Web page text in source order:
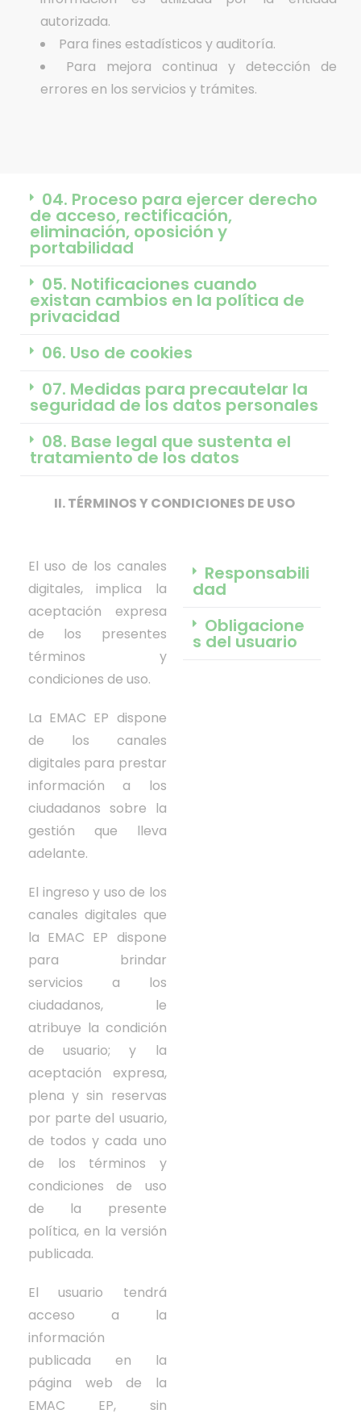
autorizada.
Para fines estadísticos y auditoría.
Para mejora continua y detección de
errores en los servicios y trámites.
04. Proceso para ejercer derecho
de acceso, rectificación,
eliminación, oposición y
portabilidad
05. Notificaciones cuando
existan cambios en la política de
privacidad
06. Uso de cookies
07. Medidas para precautelar la
seguridad de los datos personales
08. Base legal que sustenta el
tratamiento de los datos
II. TÉRMINOS Y CONDICIONES DE USO
El uso de los canales
digitales, implica la
aceptación expresa
de los presentes
términos y
condiciones de uso.
La EMAC EP dispone
de los canales
digitales para prestar
información a los
ciudadanos sobre la
gestión que lleva
adelante.
El ingreso y uso de los
canales digitales que
la EMAC EP dispone
para brindar
servicios a los
ciudadanos, le
atribuye la condición
de usuario; y la
aceptación expresa,
plena y sin reservas
por parte del usuario,
de todos y cada uno
de los términos y
condiciones de uso
de la presente
política, en la versión
publicada.
El usuario tendrá
acceso a la
información
publicada en la
página web de la
EMAC EP, sin
Responsabili
dad
Obligacione
s del usuario